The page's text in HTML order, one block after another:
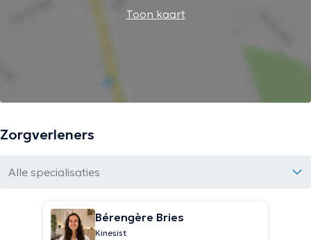
Toon kaart
Zorgverleners
Alle specialisaties
Bérengère Bries
Kinesist